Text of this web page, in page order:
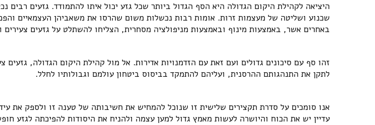
היציאה לקהילת היקום הגדולה היא הסף הגדול ביותר שכל גזע יכול איתו להתמודד. גזעים רבים
שכנוע ושליטה של ​​מעצמות זרות. אומות רבות נכשלות משום שהרסו את משאביהן העצמאיים
באחרים אשר, באמצעות מינוף ובאמצעות מניפולציה מסחרית, הצליחו להשתלט על גזעים
זהו סף עם סיכונים גדולים ועם זאת עם הזדמנויות אדירות. אל מול קהילת היקום הגדולה, גזעים
לתקן את התנהגותם ההרסנית, ועליהם להתמקד בביסוס ביטחון עולמם וגבולותיו לחלל.
אנו סומכים על סדרת תקצירים שלישית זו שנוכל להמחיש את חשיבותה של טענה זו ולספק את
עדיין יש את הכוח והיושרה לעשות מאמץ גדול למען עצמה ולהניח את היסודות להפיכתה לגזע